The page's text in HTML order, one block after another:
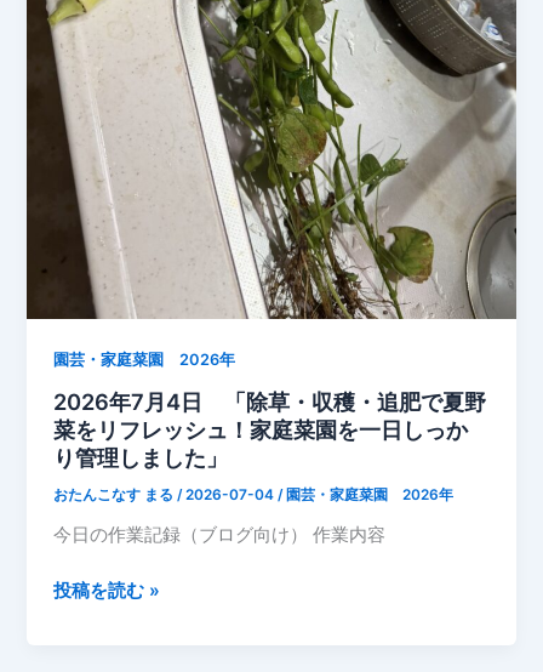
今
朝
は
完
熟
果
リ。
家
庭
菜
の
夏
菜
園芸・家庭菜園 2026年
2026年7月4日 「除草・収穫・追肥で夏野
菜をリフレッシュ！家庭菜園を一日しっか
り管理しました」
おたんこなす まる/2026-07-04/ 園芸・家庭菜園 2026年
今日の作業記録（ブログ向け） 作業内容
2026
投稿を読む »